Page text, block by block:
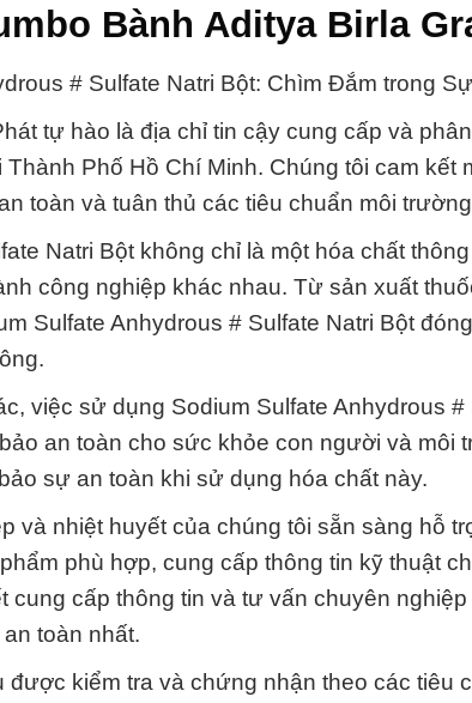
Bành Aditya Birla
# Sulfate Natri Bột: Chìm Đắm trong
tự hào là địa chỉ tin cậy cung cấp và
Phố Hồ Chí Minh. Chúng tôi cam kết
toàn và tuân thủ các tiêu chuẩn môi
Natri Bột không chỉ là một hóa chất
công nghiệp khác nhau. Từ sản xuất
Sulfate Anhydrous # Sulfate Natri Bột
việc sử dụng Sodium Sulfate Anhydrous
an toàn cho sức khỏe con người và môi
sự an toàn khi sử dụng hóa chất này.
và nhiệt huyết của chúng tôi sẵn sàng hỗ
phù hợp, cung cấp thông tin kỹ thuật
cung cấp thông tin và tư vấn chuyên
toàn nhất.
được kiểm tra và chứng nhận theo các tiêu